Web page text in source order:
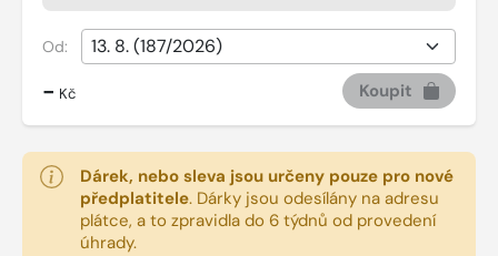
Od:
- Kč Koupit
Dárek, nebo sleva jsou určeny pouze pro nové
předplatitele. Dárky jsou odesílány na adresu
plátce, a to zpravidla do 6 týdnů od provedení
úhrady.